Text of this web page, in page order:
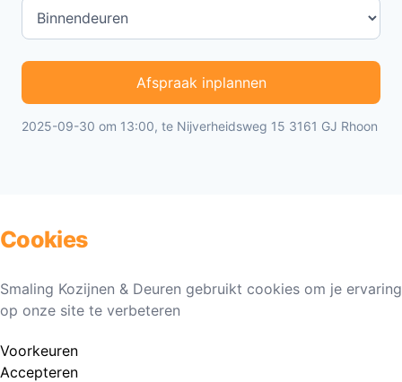
Afspraak inplannen
2025-09-30 om 13:00, te Nijverheidsweg 15 3161 GJ Rhoon
Cookies
Smaling Kozijnen & Deuren gebruikt cookies om je ervaring
op onze site te verbeteren
Voorkeuren
Accepteren